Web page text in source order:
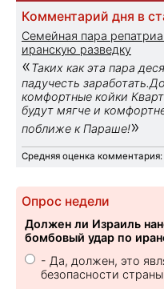
Комментарий дня в
Семейная пара
иранскую разведку
«Таких как эта пара
падучесть
комфортные койки
будут мягче и
поближе к Параше!»
Средняя оценка комментария:
Опрос недели
Должен ли Израиль
бомбовый удар по
- Да, должен, это
безопасности страны